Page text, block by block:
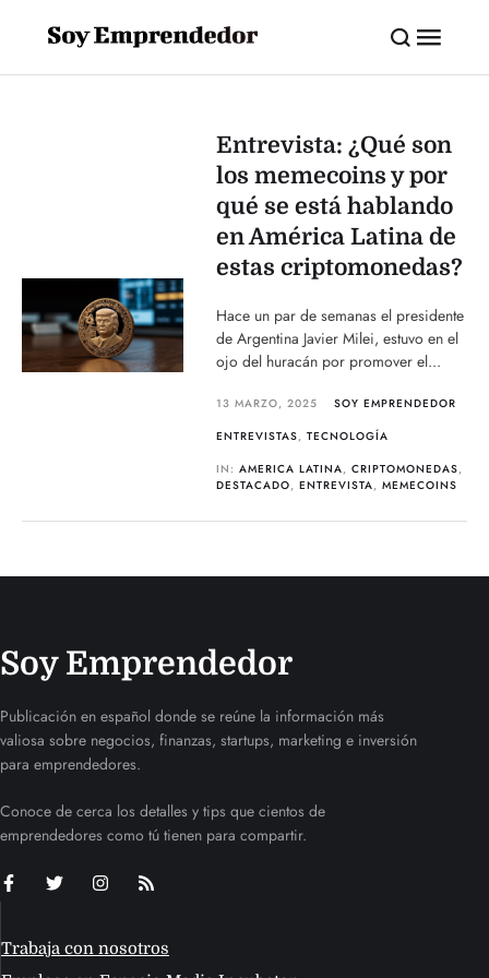
Entrevista: ¿Qué son
los memecoins y por
qué se está hablando
en América Latina de
estas criptomonedas?
Hace un par de semanas el presidente
de Argentina Javier Milei, estuvo en el
ojo del huracán por promover el...
13 MARZO, 2025
SOY EMPRENDEDOR
ENTREVISTAS,TECNOLOGÍA
IN:AMERICA LATINA,CRIPTOMONEDAS,
DESTACADO,ENTREVISTA,MEMECOINS
Soy Emprendedor
Publicación en español donde se reúne la información más
valiosa sobre negocios, finanzas, startups, marketing e inversión
para emprendedores.
Conoce de cerca los detalles y tips que cientos de
emprendedores como tú tienen para compartir.
Trabaja con nosotros